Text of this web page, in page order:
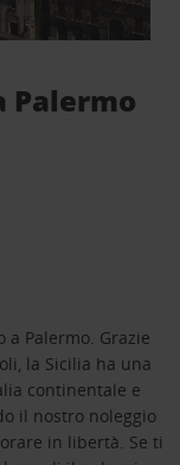
Palermo
Palermo. Grazie
la Sicilia ha una
continentale e
il nostro noleggio
in libertà. Se ti